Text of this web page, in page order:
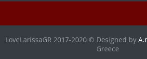
LoveLarissaGR 2017-2020 © Designed by
Greece